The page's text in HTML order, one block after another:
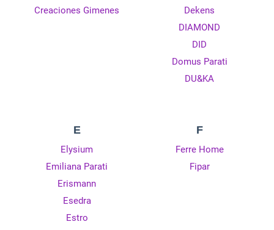
Creaciones Gimenes
Dekens
DIAMOND
DID
Domus Parati
DU&KA
E
Elysium
Emiliana Parati
Erismann
Esedra
Estro
F
Ferre Home
Fipar